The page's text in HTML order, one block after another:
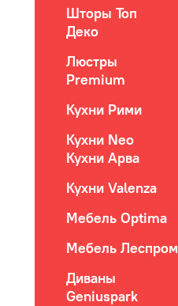
Шторы Топ
Деко
Люстры
Premium
Кухни Рими
Кухни Neo
Кухни Арва
Кухни Valenza
Мебель Optima
Мебель Леспром
Диваны
Geniuspark